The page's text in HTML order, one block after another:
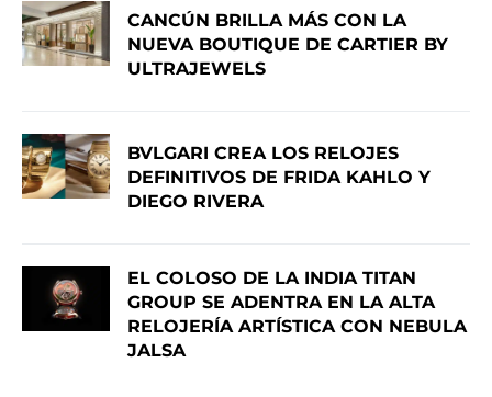
CANCÚN BRILLA MÁS CON LA
NUEVA BOUTIQUE DE CARTIER BY
ULTRAJEWELS
BVLGARI CREA LOS RELOJES
DEFINITIVOS DE FRIDA KAHLO Y
DIEGO RIVERA
EL COLOSO DE LA INDIA TITAN
GROUP SE ADENTRA EN LA ALTA
RELOJERÍA ARTÍSTICA CON NEBULA
JALSA